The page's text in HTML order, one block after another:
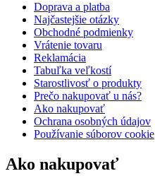
Doprava a platba
Najčastejšie otázky
Obchodné podmienky
Vrátenie tovaru
Reklamácia
Tabuľka veľkostí
Starostlivosť o produkty
Prečo nakupovať u nás?
Ako nakupovať
Ochrana osobných údajov
Používanie súborov cookie
Ako nakupovať